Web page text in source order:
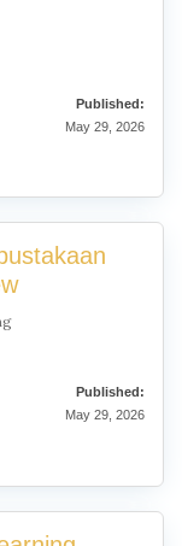
Published:
May 29, 2026
Published:
May 29, 2026